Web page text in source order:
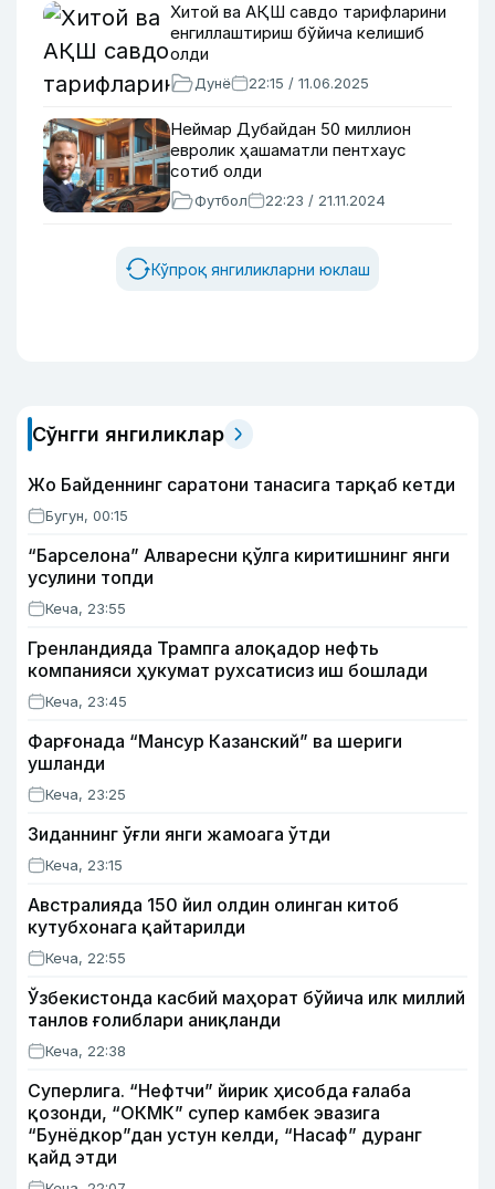
Хитой ва АҚШ савдо тарифларини
енгиллаштириш бўйича келишиб
олди
Дунё 22:15 / 11.06.2025
Неймар Дубайдан 50 миллион
евролик ҳашаматли пентхаус
сотиб олди
Футбол 22:23 / 21.11.2024
Кўпроқ янгиликларни юклаш
Сўнгги янгиликлар
Жо Байденнинг саратони танасига тарқаб кетди
Бугун, 00:15
“Барселона” Алваресни қўлга киритишнинг янги
усулини топди
Кеча, 23:55
Гренландияда Трампга алоқадор нефть
компанияси ҳукумат рухсатисиз иш бошлади
Кеча, 23:45
Фарғонада “Мансур Казанский” ва шериги
ушланди
Кеча, 23:25
Зиданнинг ўғли янги жамоага ўтди
Кеча, 23:15
Австралияда 150 йил олдин олинган китоб
кутубхонага қайтарилди
Кеча, 22:55
Ўзбекистонда касбий маҳорат бўйича илк миллий
танлов ғолиблари аниқланди
Кеча, 22:38
Суперлига. “Нефтчи” йирик ҳисобда ғалаба
қозонди, “ОКМК” супер камбек эвазига
“Бунёдкор”дан устун келди, “Насаф” дуранг
қайд этди